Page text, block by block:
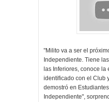
"Milito va a ser el
Independiente. Tiene
las Inferiores, conoce la
identificado con el Club
demostró en
Independiente",